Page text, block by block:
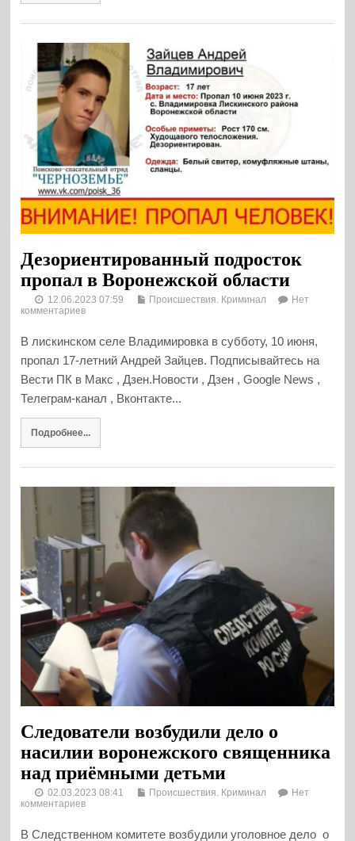
Дезориентированный подросток
пропал в Воронежской области
12.06.2023 07:59 Происшествия. Криминал
Нет
комментариев
В лискинском селе Владимировка в субботу, 10 июня,
пропал 17-летний Андрей Зайцев. Подписывайтесь на
Вести ПК в Макс , Дзен.Новости , Дзен , Google News ,
Телеграм-канал , Вконтакте...
Подробнее...
Следователи возбудили дело о
насилии воронежского священника
над приёмными детьми
02.03.2023 08:41 Происшествия. Криминал
Нет
комментариев
В Следственном комитете возбудили уголовное дело о